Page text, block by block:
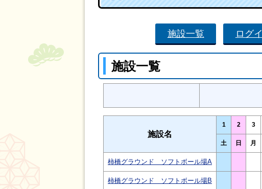
施設一覧 ログ
施設一覧
施設名
1 2 3
土 日 月
柿橋グラウンド ソフトボール場A
柿橋グラウンド ソフトボール場B